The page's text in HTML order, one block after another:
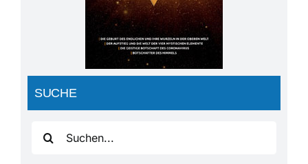
SUCHE
nach: